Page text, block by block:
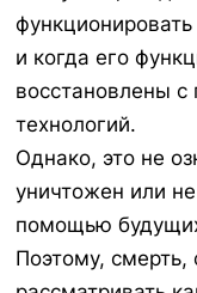
и когда его
восстановлены
технологий.
Однако, это не
уничтожен или
помощью
Поэтому, смерть,